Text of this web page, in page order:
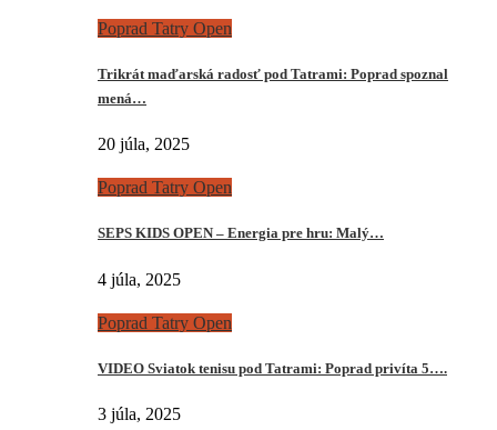
Poprad Tatry Open
Trikrát maďarská radosť pod Tatrami: Poprad spoznal
mená…
20 júla, 2025
Poprad Tatry Open
SEPS KIDS OPEN – Energia pre hru: Malý…
4 júla, 2025
Poprad Tatry Open
VIDEO Sviatok tenisu pod Tatrami: Poprad privíta 5….
3 júla, 2025